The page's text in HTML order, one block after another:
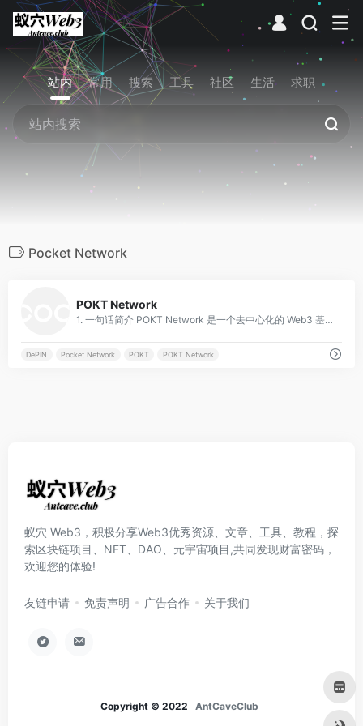
站内 常用 搜索 工具 社区 生活 求职
Pocket Network
POKT Network
1. 一句话简介 POKT Network 是一个去中心化的 Web3 基础设施协议，通过全球分布式节点网络为 dApp 提供抗审查、高可用的多链 RPC 定制化接入服务。分散式 RPC 基础设施，具有高正常运行时间、经济高效的访问和低延迟。
DePIN Pocket Network POKT POKT Network
蚁穴 Web3，积极分享Web3优秀资源、文章、工具、教程，探
索区块链项目、NFT、DAO、元宇宙项目,共同发现财富密码，
欢迎您的体验!
友链申请 免责声明 广告合作 关于我们
Copyright © 2022 AntCaveClub